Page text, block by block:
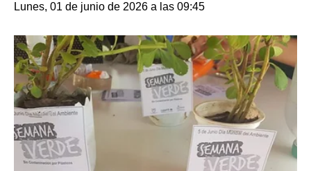
Lunes, 01 de junio de 2026 a las 09:45